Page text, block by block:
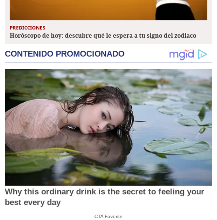
PREDICCIONES
Horóscopo de hoy: descubre qué le espera a tu signo del zodiaco
CONTENIDO PROMOCIONADO
Why this ordinary drink is the secret to feeling your
best every day
CTA Favorite